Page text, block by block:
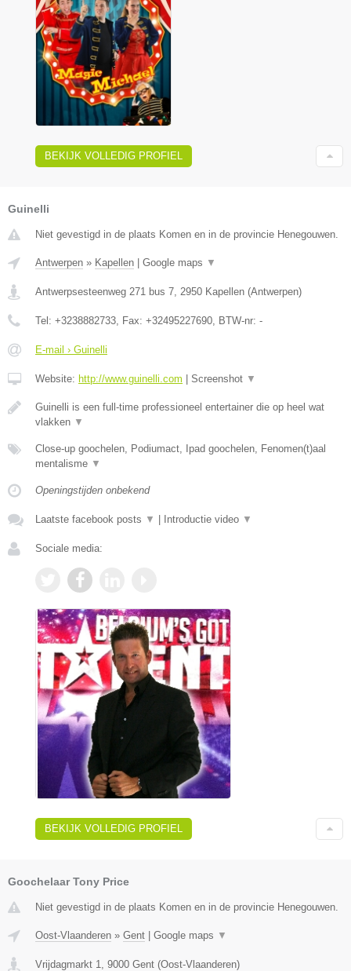
BEKIJK VOLLEDIG PROFIEL
Guinelli
Niet gevestigd in de plaats Komen en in de provincie Henegouwen.
Antwerpen » Kapellen Google maps ▼
Antwerpsesteenweg 271 bus 7 2950 Kapellen (Antwerpen)
Tel: +3238882733 , Fax: +32495227690 , BTW-nr: -
E-mail › Guinelli
Website: http://www.guinelli.com Screenshot ▼
Guinelli is een full-time professioneel entertainer die op heel wat
vlakken ▼
Close-up goochelen, Podiumact, Ipad goochelen, Fenomen(t)aal
mentalisme ▼
Openingstijden onbekend
Laatste facebook posts ▼ Introductie video ▼
Sociale media:
BEKIJK VOLLEDIG PROFIEL
Goochelaar Tony Price
Niet gevestigd in de plaats Komen en in de provincie Henegouwen.
Oost-Vlaanderen » Gent Google maps ▼
Vrijdagmarkt 1 9000 Gent (Oost-Vlaanderen)